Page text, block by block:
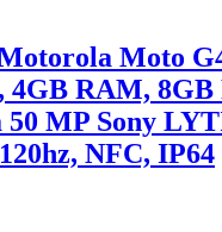
Moto
4GB RAM,
50 MP Sony
NFC, IP64